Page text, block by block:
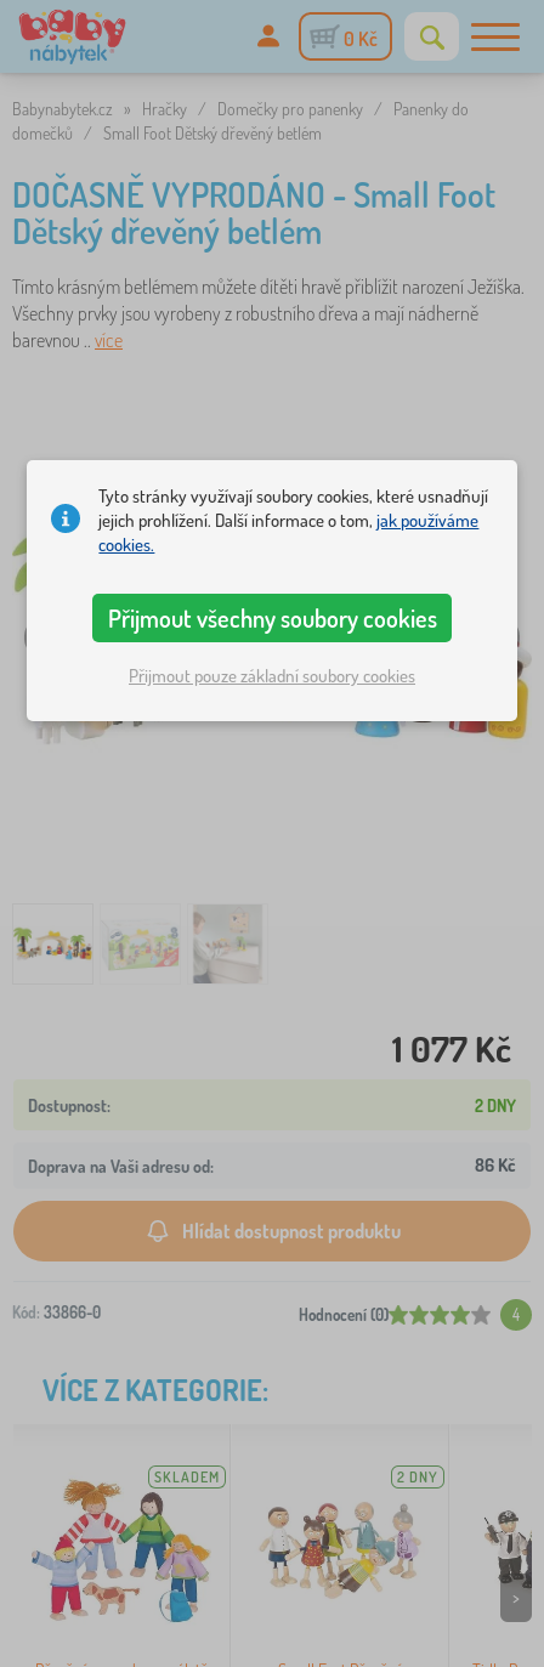
0 Kč
Babynabytek.cz » Hračky / Domečky pro panenky /
Panenky do
domečků
/ Small Foot Dětský dřevěný betlém
DOČASNĚ VYPRODÁNO - Small Foot
Dětský dřevěný betlém
Tímto krásným betlémem můžete dítěti hravě přiblížit narození Ježíška.
Všechny prvky jsou vyrobeny z robustního dřeva a mají nádherně
barevnou .. více
1 077 Kč
2 DNY
Doprava na Vaši adresu od: 86 Kč
Hlídat dostupnost produktu
Kód: 33866-0 Hodnocení (0) 4
VÍCE Z KATEGORIE:
SKLADEM 2 DNY
>
Tyto stránky využívají soubory cookies, které usnadňují
jejich prohlížení. Další informace o tom,jak používáme
cookies.
Přijmout všechny soubory cookies
Přijmout pouze základní soubory cookies